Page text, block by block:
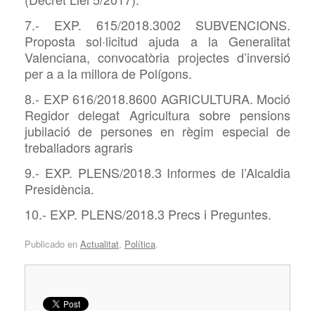
7.- EXP. 615/2018.3002 SUBVENCIONS.
Proposta sol·licitud ajuda a la Generalitat
Valenciana, convocatòria projectes d’inversió
per a a la millora de Polígons.
8.- EXP 616/2018.8600 AGRICULTURA. Moció
Regidor delegat Agricultura sobre pensions
jubilació de persones en règim especial de
treballadors agraris
9.- EXP. PLENS/2018.3 Informes de l’Alcaldia
Presidència.
10.- EXP. PLENS/2018.3 Precs i Preguntes.
Publicado en Actualitat, Política.